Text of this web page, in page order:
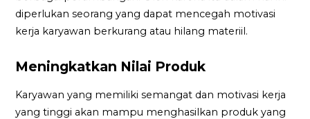
diperlukan seorang yang dapat mencegah motivasi
kerja karyawan berkurang atau hilang materiil.
Meningkatkan Nilai Produk
Karyawan yang memiliki semangat dan motivasi kerja
yang tinggi akan mampu menghasilkan produk yang